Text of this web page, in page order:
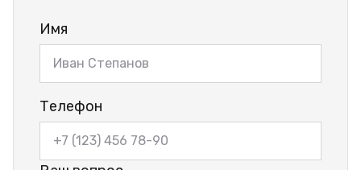
Имя
Телефон